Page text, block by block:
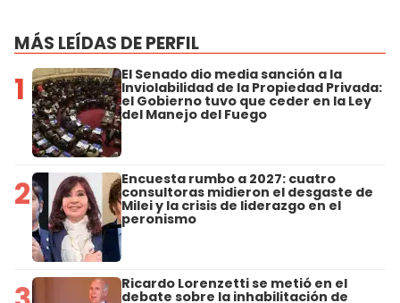
MÁS LEÍDAS DE PERFIL
1 El Senado dio media sanción a la
Inviolabilidad de la Propiedad Privada:
el Gobierno tuvo que ceder en la Ley
del Manejo del Fuego
2 Encuesta rumbo a 2027: cuatro
consultoras midieron el desgaste de
Milei y la crisis de liderazgo en el
peronismo
Ricardo Lorenzetti se metió en el
debate sobre la inhabilitación de